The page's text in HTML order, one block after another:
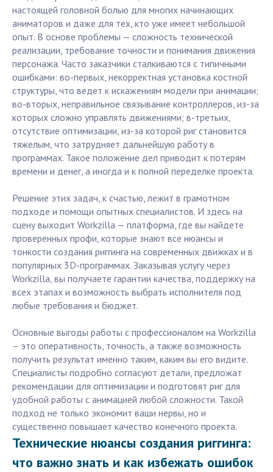
настоящей головной болью для многих начинающих
аниматоров и даже для тех, кто уже имеет небольшой
опыт. В основе проблемы — сложность технической
реализации, требование точности и понимания движения
персонажа. Часто заказчики сталкиваются с типичными
ошибками: во-первых, некорректная установка костной
структуры, что ведет к искажениям модели при анимации;
во-вторых, неправильное связывание контроллеров, из-за
которых сложно управлять движениями; в-третьих,
отсутствие оптимизации, из-за которой риг становится
тяжелым, что затрудняет дальнейшую работу в
программах. Такое положение дел приводит к потерям
времени и денег, а иногда и к полной переделке проекта.
Решение этих задач, к счастью, лежит в грамотном
подходе и помощи опытных специалистов. И здесь на
сцену выходит Workzilla — платформа, где вы найдете
проверенных профи, которые знают все нюансы и
тонкости создания риггинга на современных движках и в
популярных 3D-программах. Заказывая услугу через
Workzilla, вы получаете гарантии качества, поддержку на
всех этапах и возможность выбрать исполнителя под
любые требования и бюджет.
Основные выгоды работы с профессионалом на Workzilla
– это оперативность, точность, а также возможность
получить результат именно таким, каким вы его видите.
Специалисты подробно согласуют детали, предложат
рекомендации для оптимизации и подготовят риг для
удобной работы с анимацией любой сложности. Такой
подход не только экономит ваши нервы, но и
существенно повышает качество конечного проекта.
Технические нюансы создания риггинга:
что важно знать и как избежать ошибок